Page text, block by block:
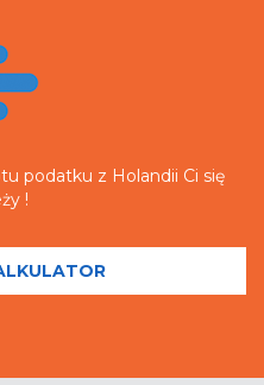
podatku z Holandii Ci się
!